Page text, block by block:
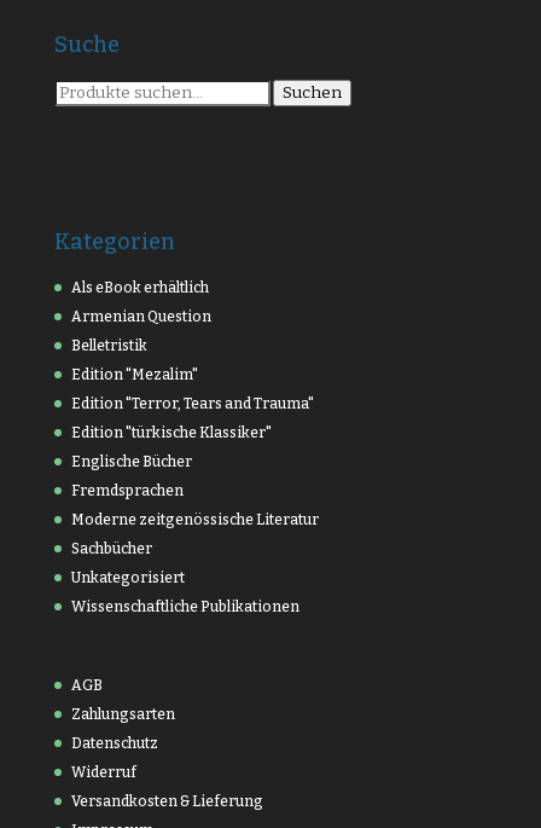
Suche
Suche
nach:
Suchen
Kategorien
Als eBook erhältlich
Armenian Question
Belletristik
Edition "Mezalim"
Edition "Terror, Tears and Trauma"
Edition "türkische Klassiker"
Englische Bücher
Fremdsprachen
Moderne zeitgenössische Literatur
Sachbücher
Unkategorisiert
Wissenschaftliche Publikationen
AGB
Zahlungsarten
Datenschutz
Widerruf
Versandkosten & Lieferung